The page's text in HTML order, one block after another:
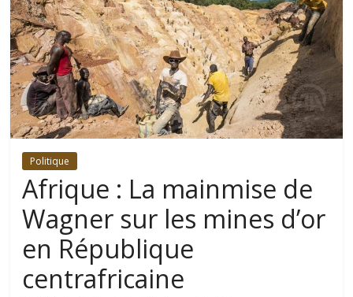
Politique
Afrique : La mainmise de
Wagner sur les mines d’or
en République
centrafricaine